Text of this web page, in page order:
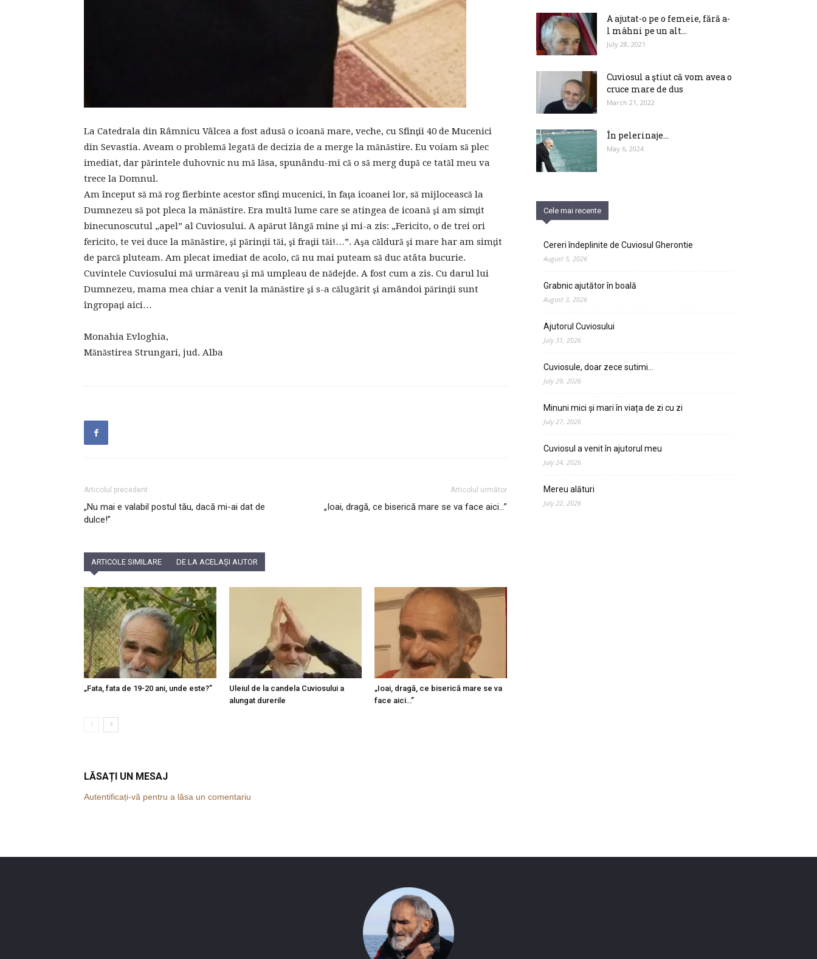
La Catedrala din Râmnicu Vâlcea a fost adusă o icoană mare, veche, cu Sfinţii 40 de Mucenici
din Sevastia. Aveam o problemă legată de decizia de a merge la mănăstire. Eu voiam să plec
imediat, dar părintele duhovnic nu mă lăsa, spunându-mi că o să merg după ce tatăl meu va
trece la Domnul.
Am început să mă rog fierbinte acestor sfinţi mucenici, în faţa icoanei lor, să mijlocească la
Dumnezeu să pot pleca la mănăstire. Era multă lume care se atingea de icoană şi am simţit
binecunoscutul „apel” al Cuviosului. A apărut lângă mine şi mi-a zis: „Fericito, o de trei ori
fericito, te vei duce la mănăstire, şi părinţii tăi, şi fraţii tăi!…”. Aşa căldură şi mare har am simţit
de parcă pluteam. Am plecat imediat de acolo, că nu mai puteam să duc atâta bucurie.
Cuvintele Cuviosului mă urmăreau şi mă umpleau de nădejde. A fost cum a zis. Cu darul lui
Dumnezeu, mama mea chiar a venit la mănăstire şi s-a călugărit şi amândoi părinţii sunt
îngropaţi aici…
Monahia Evloghia,
Mănăstirea Strungari, jud. Alba
Articolul precedent
„Nu mai e valabil postul tău, dacă mi-ai dat de
dulce!”
Articolul următor
„Ioai, dragă, ce biserică mare se va face aici…”
ARTICOLE SIMILARE DE LA ACELAȘI AUTOR
„Fata, fata de 19-20 ani, unde este?”
Uleiul de la candela Cuviosului a
alungat durerile
„Ioai, dragă, ce biserică mare se va
face aici…”
LĂSAȚI UN MESAJ
Autentificați-vă pentru a lăsa un comentariu
A ajutat-o pe o femeie, fără a-
l mâhni pe un alt...
July 28, 2021
Cuviosul a ştiut că vom avea o
cruce mare de dus
March 21, 2022
În pelerinaje…
May 6, 2024
Cele mai recente
Cereri îndeplinite de Cuviosul Gherontie
August 5, 2026
Grabnic ajutător în boală
August 3, 2026
Ajutorul Cuviosului
July 31, 2026
Cuviosule, doar zece sutimi…
July 29, 2026
Minuni mici și mari în viața de zi cu zi
July 27, 2026
Cuviosul a venit în ajutorul meu
July 24, 2026
Mereu alături
July 22, 2026